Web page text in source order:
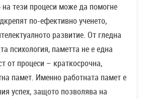
на тези процеси може да помогне
по-ефективно ученето,
развитие. От гледна
психология, паметта не е една
от процеси – краткосрочна,
памет. Именно работната памет е
успех, защото позволява на